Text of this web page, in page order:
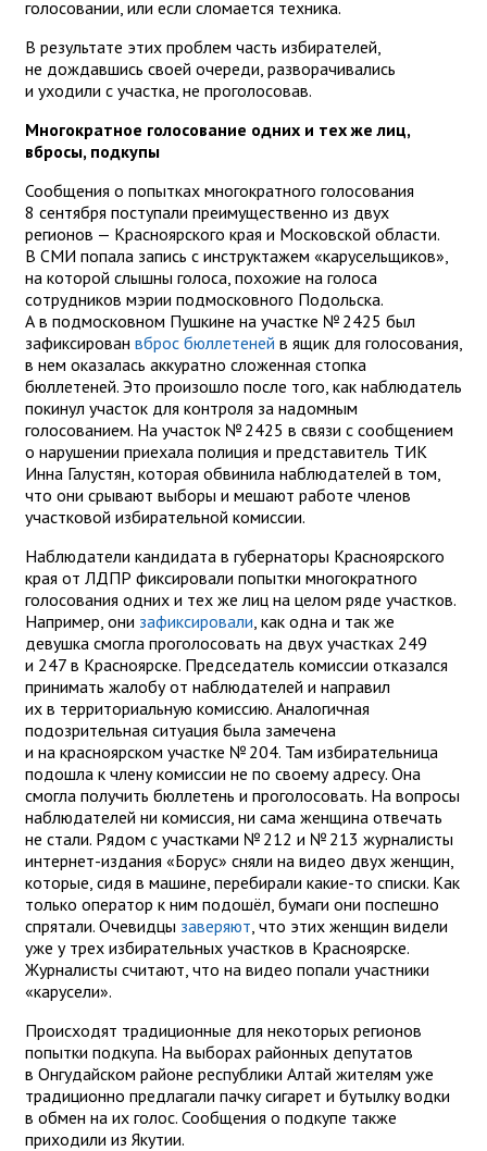
голосовании, или если сломается техника.
В результате этих проблем часть избирателей,
не дождавшись своей очереди, разворачивались
и уходили с участка, не проголосовав.
Многократное голосование одних и тех же лиц,
вбросы, подкупы
Сообщения о попытках многократного голосования
8 сентября поступали преимущественно из двух
регионов — Красноярского края и Московской области.
В СМИ попала запись с инструктажем «карусельщиков»,
на которой слышны голоса, похожие на голоса
сотрудников мэрии подмосковного Подольска.
А в подмосковном Пушкине на участке № 2425 был
зафиксирован вброс бюллетеней в ящик для голосования,
в нем оказалась аккуратно сложенная стопка
бюллетеней. Это произошло после того, как наблюдатель
покинул участок для контроля за надомным
голосованием. На участок № 2425 в связи с сообщением
о нарушении приехала полиция и представитель ТИК
Инна Галустян, которая обвинила наблюдателей в том,
что они срывают выборы и мешают работе членов
участковой избирательной комиссии.
Наблюдатели кандидата в губернаторы Красноярского
края от ЛДПР фиксировали попытки многократного
голосования одних и тех же лиц на целом ряде участков.
Например, они зафиксировали , как одна и так же
девушка смогла проголосовать на двух участках 249
и 247 в Красноярске. Председатель комиссии отказался
принимать жалобу от наблюдателей и направил
их в территориальную комиссию. Аналогичная
подозрительная ситуация была замечена
и на красноярском участке № 204. Там избирательница
подошла к члену комиссии не по своему адресу. Она
смогла получить бюллетень и проголосовать. На вопросы
наблюдателей ни комиссия, ни сама женщина отвечать
не стали. Рядом с участками № 212 и № 213 журналисты
интернет-издания «Борус» сняли на видео двух женщин,
которые, сидя в машине, перебирали какие-то списки. Как
только оператор к ним подошёл, бумаги они поспешно
спрятали. Очевидцы заверяют , что этих женщин видели
уже у трех избирательных участков в Красноярске.
Журналисты считают, что на видео попали участники
«карусели».
Происходят традиционные для некоторых регионов
попытки подкупа. На выборах районных депутатов
в Онгудайском районе республики Алтай жителям уже
традиционно предлагали пачку сигарет и бутылку водки
в обмен на их голос. Сообщения о подкупе также
приходили из Якутии.